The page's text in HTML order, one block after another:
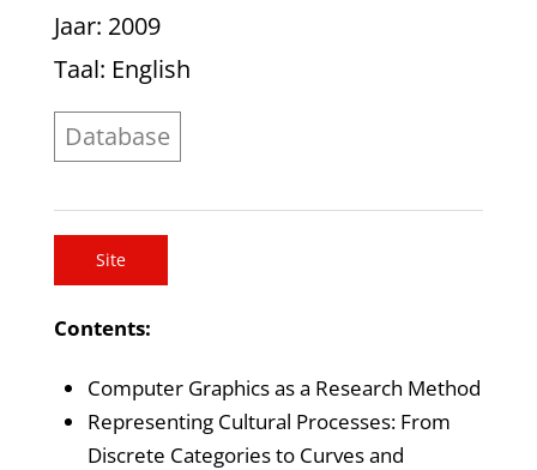
Jaar: 2009
Taal: English
Database
Site
Contents:
Computer Graphics as a Research Method
Representing Cultural Processes: From
Discrete Categories to Curves and